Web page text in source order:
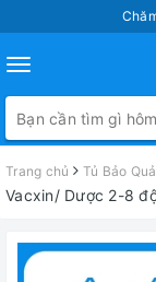
Toggle
navigation
Trang chủ Tủ Bảo
Vacxin/ Dược 2-8